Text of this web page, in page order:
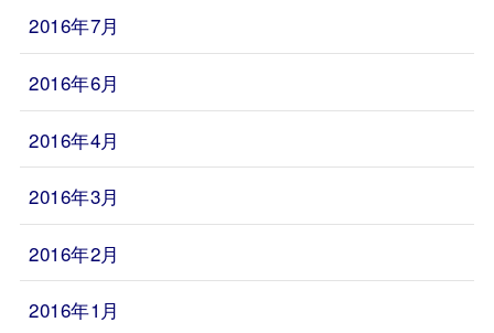
2016年7月
2016年6月
2016年4月
2016年3月
2016年2月
2016年1月